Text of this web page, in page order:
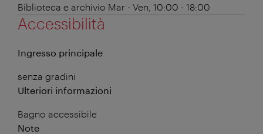
Biblioteca e archivio Mar - Ven, 10:00 - 18:00
Accessibilità
Ingresso principale
senza gradini
Ulteriori informazioni
Bagno accessibile
Note